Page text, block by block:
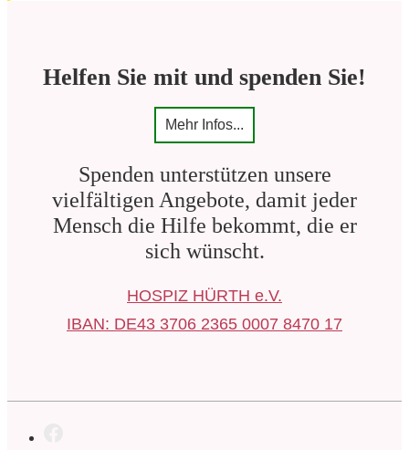
Helfen Sie mit und spenden Sie!
Mehr Infos...
Spenden unterstützen unsere
vielfältigen Angebote, damit jeder
Mensch die Hilfe bekommt, die er
sich wünscht.
HOSPIZ HÜRTH e.V.
IBAN: DE43 3706 2365 0007 8470 17